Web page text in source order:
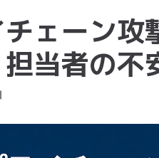
ェーン攻
当者の不